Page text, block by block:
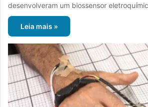
desenvolveram um biossensor
Leia mais »